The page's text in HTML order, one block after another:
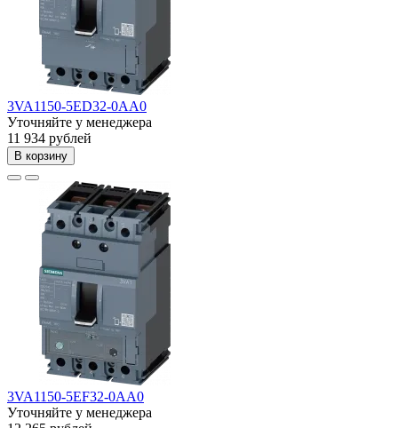
3VA1150-5ED32-0AA0
Уточняйте у менеджера
11 934 рублей
В корзину
3VA1150-5EF32-0AA0
Уточняйте у менеджера